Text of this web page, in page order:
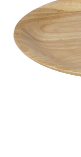
Kontakt oss
Nyhetsbrev